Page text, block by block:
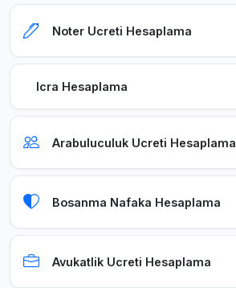
Noter Ucreti Hesaplama
Icra Hesaplama
Arabuluculuk Ucreti Hesaplama
Bosanma Nafaka Hesaplama
Avukatlik Ucreti Hesaplama